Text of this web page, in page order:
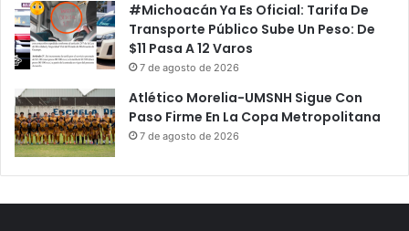
#Michoacán Ya Es Oficial: Tarifa De
Transporte Público Sube Un Peso: De
$11 Pasa A 12 Varos
7 de agosto de 2026
Atlético Morelia-UMSNH Sigue Con
Paso Firme En La Copa Metropolitana
7 de agosto de 2026